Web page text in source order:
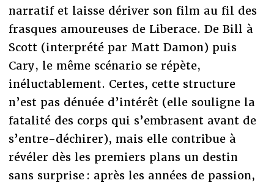
narratif et laisse dériver son film au fil des
frasques amoureuses de Liberace. De Bill à
Scott (interprété par Matt Damon) puis
Cary, le même scénario se répète,
inéluctablement. Certes, cette structure
n’est pas dénuée d’intérêt (elle souligne la
fatalité des corps qui s’embrasent avant de
s’entre-déchirer), mais elle contribue à
révéler dès les premiers plans un destin
sans surprise : après les années de passion,